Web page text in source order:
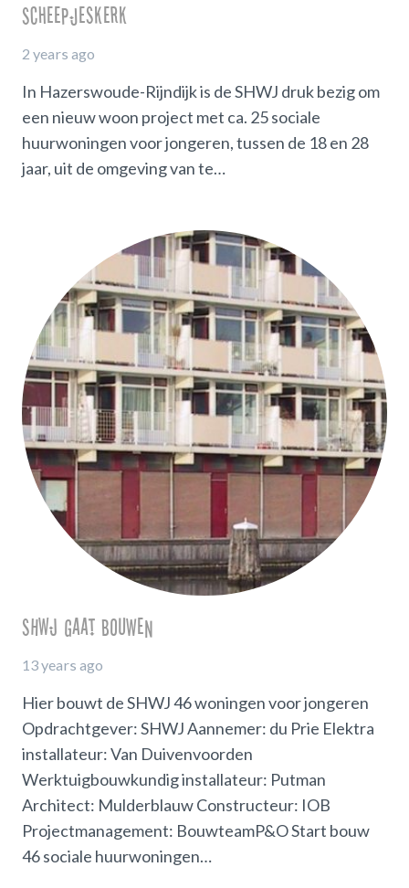
Scheepjeskerk
2 years ago
In Hazerswoude-Rijndijk is de SHWJ druk bezig om
een nieuw woon project met ca. 25 sociale
huurwoningen voor jongeren, tussen de 18 en 28
jaar, uit de omgeving van te…
SHWJ gaat bouwen
13 years ago
Hier bouwt de SHWJ 46 woningen voor jongeren
Opdrachtgever: SHWJ Aannemer: du Prie Elektra
installateur: Van Duivenvoorden
Werktuigbouwkundig installateur: Putman
Architect: Mulderblauw Constructeur: IOB
Projectmanagement: BouwteamP&O Start bouw
46 sociale huurwoningen…